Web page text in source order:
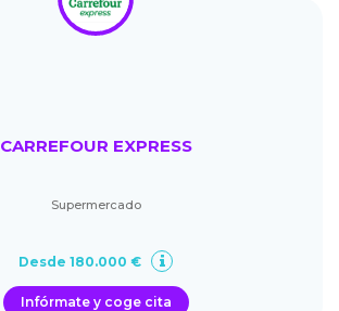
CARREFOUR EXPRESS
Supermercado
Desde 180.000 €
Infórmate y coge cita